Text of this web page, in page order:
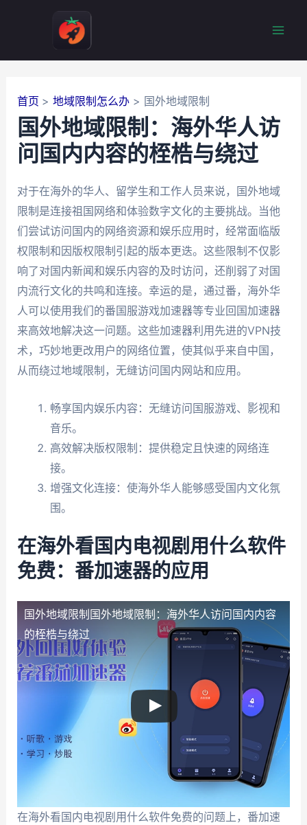
首页 地域限制怎么办 国外地域限制
国外地域限制：海外华人访
问国内内容的桎梏与绕过
对于在海外的华人、留学生和工作人员来说，国外地域
限制是连接祖国网络和体验数字文化的主要挑战。当他
们尝试访问国内的网络资源和娱乐应用时，经常面临版
权限制和因版权限制引起的版本更迭。这些限制不仅影
响了对国内新闻和娱乐内容的及时访问，还削弱了对国
内流行文化的共鸣和连接。幸运的是，通过番，海外华
人可以使用我们的番国服游戏加速器等专业回国加速器
来高效地解决这一问题。这些加速器利用先进的VPN技
术，巧妙地更改用户的网络位置，使其似乎来自中国，
从而绕过地域限制，无缝访问国内网站和应用。
畅享国内娱乐内容：无缝访问国服游戏、影视和
音乐。
高效解决版权限制：提供稳定且快速的网络连
接。
增强文化连接：使海外华人能够感受国内文化氛
围。
在海外看国内电视剧用什么软件
免费：番加速器的应用
国外地域限制 国外地域限制：海外华人访问国内内容
的桎梏与绕过
在海外看国内电视剧用什么软件免费的问题上，番加速